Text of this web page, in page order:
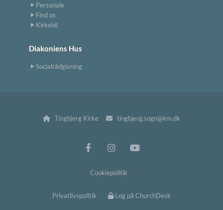
Personale
Find os
Kirkebil
Diakoniens Hus
Socialrådgivning
 Tingbjerg Kirke  tingbjerg.sogn@km.dk
Cookiepolitik
Privatlivspolitik Log på ChurchDesk